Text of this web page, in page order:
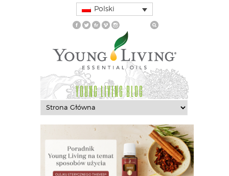
Polski
YOUNG LIVING BLOG